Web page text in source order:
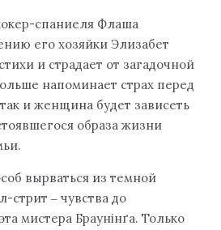
спаниеля Флаша
его хозяйки Элизабет
и страдает от загадочной
напоминает страх перед
и женщина будет зависеть
образа жизни
вырваться из темной
стрит ‒ чувства до
мистера Браунінґа. Только